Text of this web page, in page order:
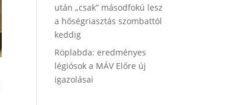
után „csak” másodfokú lesz
a hőségriasztás szombattól
keddig
Röplabda: eredményes
légiósok a MÁV Előre új
igazolásai